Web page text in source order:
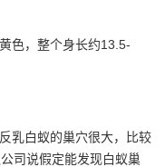
色，整个身长约13.5-
乳白蚁的巢穴很大，比较
司说假定能发现白蚁巢